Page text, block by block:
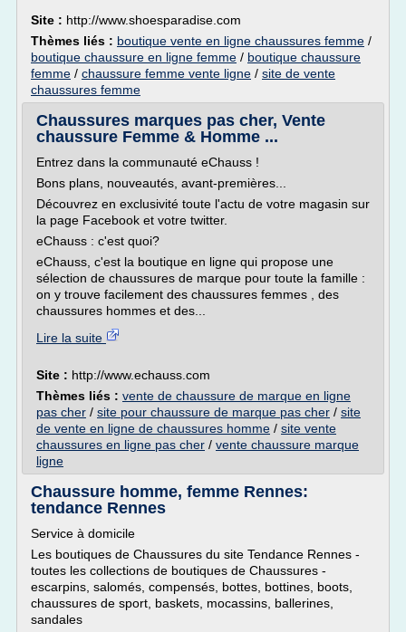
Site : http://www.shoesparadise.com
Thèmes liés : boutique vente en ligne chaussures femme /
boutique chaussure en ligne femme / boutique chaussure
femme / chaussure femme vente ligne / site de vente
chaussures femme
Chaussures marques pas cher, Vente
chaussure Femme & Homme ...
Entrez dans la communauté eChauss !
Bons plans, nouveautés, avant-premières...
Découvrez en exclusivité toute l'actu de votre magasin sur
la page Facebook et votre twitter.
eChauss : c'est quoi?
eChauss, c'est la boutique en ligne qui propose une
sélection de chaussures de marque pour toute la famille :
on y trouve facilement des chaussures femmes , des
chaussures hommes et des...
Lire la suite
Site : http://www.echauss.com
Thèmes liés : vente de chaussure de marque en ligne
pas cher / site pour chaussure de marque pas cher / site
de vente en ligne de chaussures homme / site vente
chaussures en ligne pas cher / vente chaussure marque
ligne
Chaussure homme, femme Rennes:
tendance Rennes
Service à domicile
Les boutiques de Chaussures du site Tendance Rennes -
toutes les collections de boutiques de Chaussures -
escarpins, salomés, compensés, bottes, bottines, boots,
chaussures de sport, baskets, mocassins, ballerines,
sandales